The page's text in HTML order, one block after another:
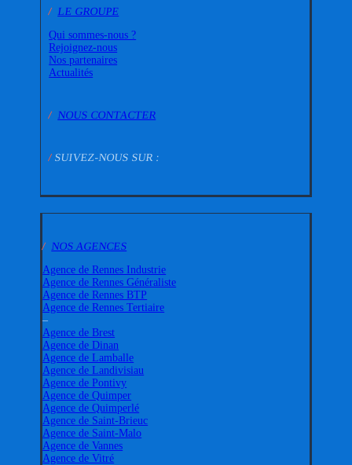
/ LE GROUPE
Qui sommes-nous ?
Rejoignez-nous
Nos partenaires
Actualités
/NOUS CONTACTER
/SUIVEZ-NOUS SUR :
/ NOS AGENCES
Agence de Rennes Industrie
Agence de Rennes Généraliste
Agence de Rennes BTP
Agence de Rennes Tertiaire
–
Agence de Brest
Agence de Dinan
Agence de Lamballe
Agence de Landivisiau
Agence de Pontivy
Agence de Quimper
Agence de Quimperlé
Agence de Saint-Brieuc
Agence de Saint-Malo
Agence de Vannes
Agence de Vitré